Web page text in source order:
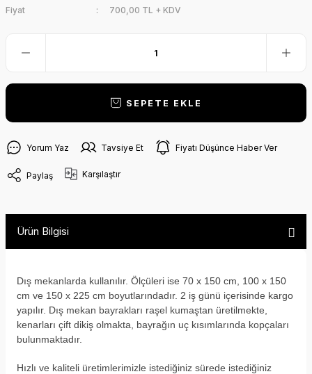
Fiyat
700,00 TL + KDV
SEPETE EKLE
Yorum Yaz Tavsiye Et Fiyatı Düşünce Haber Ver
Paylaş Karşılaştır
Ürün Bilgisi
Dış mekanlarda kullanılır. Ölçüleri ise 70 x 150 cm, 100 x 150
cm ve 150 x 225 cm boyutlarındadır. 2 iş günü içerisinde kargo
yapılır. Dış mekan bayrakları raşel kumaştan üretilmekte,
kenarları çift dikiş olmakta, bayrağın uç kısımlarında kopçaları
bulunmaktadır.
Hızlı ve kaliteli üretimlerimizle istediğiniz sürede istediğiniz